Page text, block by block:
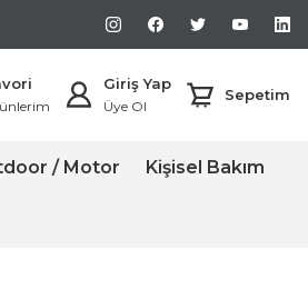
Giriş Yap
Üye Ol
Sepetim
/ Motor Kişisel Bakım